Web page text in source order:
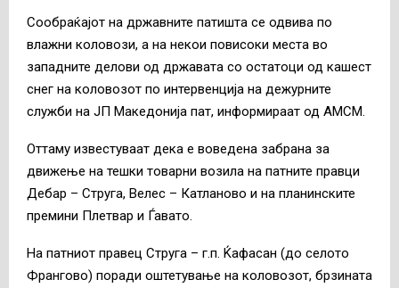
Сообраќајот на државните патишта се одвива по
влажни коловози, а на некои повисоки места во
западните делови од државата со остатоци од кашест
снег на коловозот по интервенција на дежурните
служби на ЈП Македонија пат, информираат од АМСМ.
Оттаму известуваат дека е воведена забрана за
движење на тешки товарни возила на патните правци
Дебар – Струга, Велес – Катланово и на планинските
премини Плетвар и Ѓавато.
На патниот правец Струга – г.п. Ќафасан (до селото
Франгово) поради оштетување на коловозот, брзината